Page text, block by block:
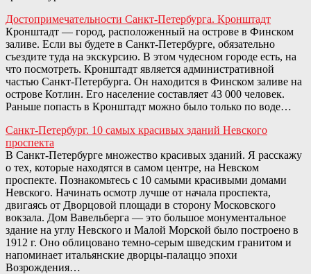
Достопримечательности Санкт-Петербурга. Кронштадт
Кронштадт — город, расположенный на острове в Финском
заливе. Если вы будете в Санкт-Петербурге, обязательно
съездите туда на экскурсию. В этом чудесном городе есть, на
что посмотреть. Кронштадт является административной
частью Санкт-Петербурга. Он находится в Финском заливе на
острове Котлин. Его население составляет 43 000 человек.
Раньше попасть в Кронштадт можно было только по воде…
Санкт-Петербург. 10 самых красивых зданий Невского
проспекта
В Санкт-Петербурге множество красивых зданий. Я расскажу
о тех, которые находятся в самом центре, на Невском
проспекте. Познакомьтесь с 10 самыми красивыми домами
Невского. Начинать осмотр лучше от начала проспекта,
двигаясь от Дворцовой площади в сторону Московского
вокзала. Дом Вавельберга — это большое монументальное
здание на углу Невского и Малой Морской было построено в
1912 г. Оно облицовано темно-серым шведским гранитом и
напоминает итальянские дворцы-палаццо эпохи
Возрождения…